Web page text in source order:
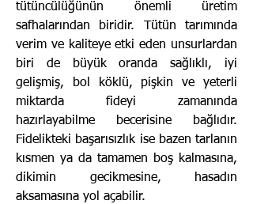
tütüncülüğünün önemli üretim
safhalarından biridir. Tütün tarımında
verim ve kaliteye etki eden unsurlardan
biri de büyük oranda sağlıklı, iyi
gelişmiş, bol köklü, pişkin ve yeterli
miktarda fideyi zamanında
hazırlayabilme becerisine bağlıdır.
Fidelikteki başarısızlık ise bazen tarlanın
kısmen ya da tamamen boş kalmasına,
dikimin gecikmesine, hasadın
aksamasına yol açabilir.